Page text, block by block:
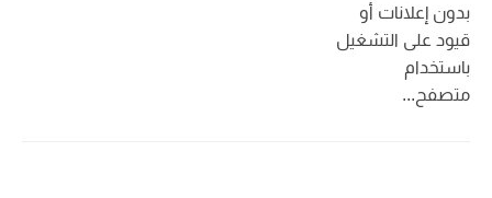
بدون إعلانات أو
قيود على التشغيل
باستخدام
متصفح...